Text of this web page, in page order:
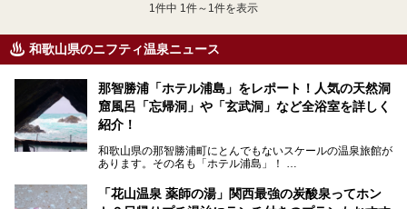
1 件中 1件～1件を表示
和歌山県のニフティ温泉ニュース
那智勝浦「ホテル浦島」をレポート！人気の天然洞
窟風呂「忘帰洞」や「玄武洞」など全浴室を詳しく
紹介！
和歌山県の那智勝浦町にとんでもないスケールの温泉旅館が
あります。その名も「ホテル浦島」！
泉。日本一長いエスカレーターで「本館」と「山上館」を結
び、海を一望する絶景も。
「花山温泉 薬師の湯」関西最強の炭酸泉ってホン